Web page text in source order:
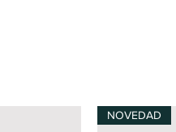
NOVEDAD